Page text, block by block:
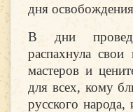
дня
В дни
распахнула
мастеров и
для всех, кому
русского